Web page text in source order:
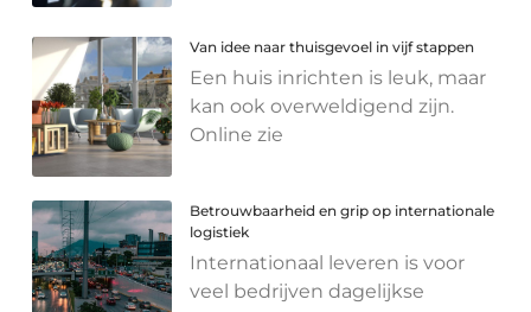
Van idee naar thuisgevoel in vijf stappen
Een huis inrichten is leuk, maar
kan ook overweldigend zijn.
Online zie
Betrouwbaarheid en grip op internationale
logistiek
Internationaal leveren is voor
veel bedrijven dagelijkse